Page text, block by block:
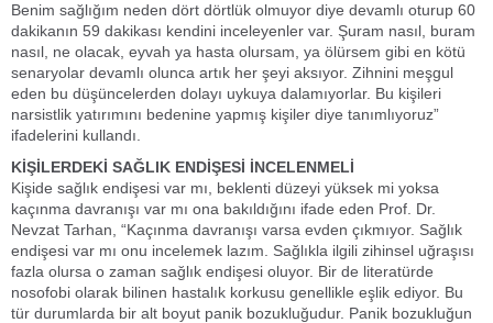
Benim sağlığım neden dört dörtlük olmuyor diye devamlı oturup 60
dakikanın 59 dakikası kendini inceleyenler var. Şuram nasıl, buram
nasıl, ne olacak, eyvah ya hasta olursam, ya ölürsem gibi en kötü
senaryolar devamlı olunca artık her şeyi aksıyor. Zihnini meşgul
eden bu düşüncelerden dolayı uykuya dalamıyorlar. Bu kişileri
narsistlik yatırımını bedenine yapmış kişiler diye tanımlıyoruz”
ifadelerini kullandı.
KİŞİLERDEKİ SAĞLIK ENDİŞESİ İNCELENMELİ
Kişide sağlık endişesi var mı, beklenti düzeyi yüksek mi yoksa
kaçınma davranışı var mı ona bakıldığını ifade eden Prof. Dr.
Nevzat Tarhan, “Kaçınma davranışı varsa evden çıkmıyor. Sağlık
endişesi var mı onu incelemek lazım. Sağlıkla ilgili zihinsel uğraşısı
fazla olursa o zaman sağlık endişesi oluyor. Bir de literatürde
nosofobi olarak bilinen hastalık korkusu genellikle eşlik ediyor. Bu
tür durumlarda bir alt boyut panik bozukluğudur. Panik bozukluğun